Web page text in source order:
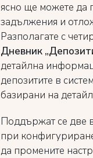
ясно ще можете да
задължения и
Разполагате с
Дневник
детайлна
депозитите в
базирани на
Поддържат се две
при
да промените